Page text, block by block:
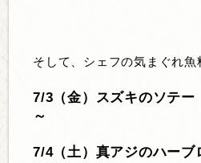
そして、シェフの気まぐれ魚
7/3（金）スズキのソテ
～
7/4（土）真アジのハーブ